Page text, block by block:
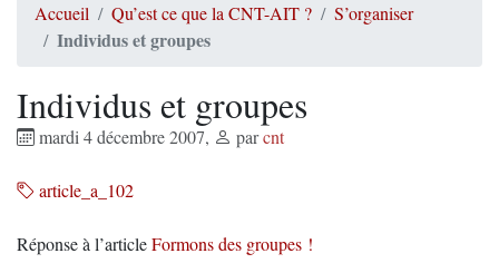
Accueil Qu’est ce que la CNT-AIT ? S’organiser
Individus et groupes
Individus et groupes
mardi 4 décembre 2007, parcnt
article_a_102
Réponse à l’articleFormons des groupes !